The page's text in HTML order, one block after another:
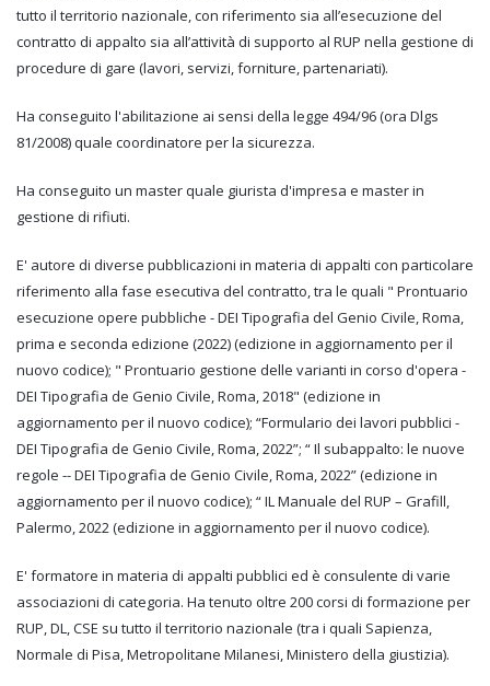
tutto il territorio nazionale, con riferimento sia all’esecuzione del
contratto di appalto sia all’attività di supporto al RUP nella gestione di
procedure di gare (lavori, servizi, forniture, partenariati).
Ha conseguito l'abilitazione ai sensi della legge 494/96 (ora Dlgs
81/2008) quale coordinatore per la sicurezza.
Ha conseguito un master quale giurista d'impresa e master in
gestione di rifiuti.
E' autore di diverse pubblicazioni in materia di appalti con particolare
riferimento alla fase esecutiva del contratto, tra le quali " Prontuario
esecuzione opere pubbliche - DEI Tipografia del Genio Civile, Roma,
prima e seconda edizione (2022) (edizione in aggiornamento per il
nuovo codice); " Prontuario gestione delle varianti in corso d'opera -
DEI Tipografia de Genio Civile, Roma, 2018" (edizione in
aggiornamento per il nuovo codice); “Formulario dei lavori pubblici -
DEI Tipografia de Genio Civile, Roma, 2022”; “ Il subappalto: le nuove
regole -- DEI Tipografia de Genio Civile, Roma, 2022” (edizione in
aggiornamento per il nuovo codice); “ IL Manuale del RUP – Grafill,
Palermo, 2022 (edizione in aggiornamento per il nuovo codice).
E' formatore in materia di appalti pubblici ed è consulente di varie
associazioni di categoria. Ha tenuto oltre 200 corsi di formazione per
RUP, DL, CSE su tutto il territorio nazionale (tra i quali Sapienza,
Normale di Pisa, Metropolitane Milanesi, Ministero della giustizia).